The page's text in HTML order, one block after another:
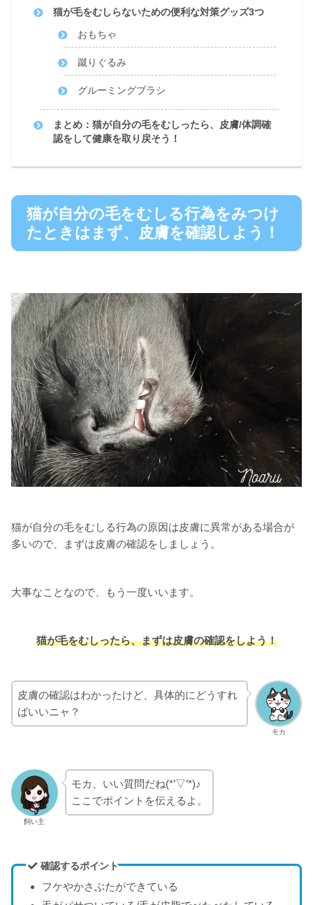
猫が毛をむしらないための便利な対策グッズ3つ
おもちゃ
蹴りぐるみ
グルーミングブラシ
まとめ：猫が自分の毛をむしったら、皮膚/体調確
認をして健康を取り戻そう！
猫が自分の毛をむしる行為をみつけ
たときはまず、皮膚を確認しよう！
猫が自分の毛をむしる行為の原因は皮膚に異常がある場合が
多いので、まずは皮膚の確認をしましょう。
大事なことなので、もう一度いいます。
猫が毛をむしったら、まずは皮膚の確認をしよう！
モカ
皮膚の確認はわかったけど、具体的にどうすれ
ばいいニャ？
飼い主
モカ、いい質問だね(*’▽’*)♪
ここでポイントを伝えるよ。
確認するポイント
フケやかさぶたができている